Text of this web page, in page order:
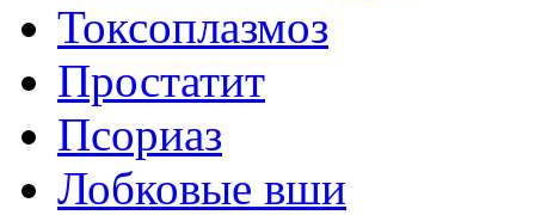
Токсоплазмоз
Простатит
Псориаз
Лобковые вши